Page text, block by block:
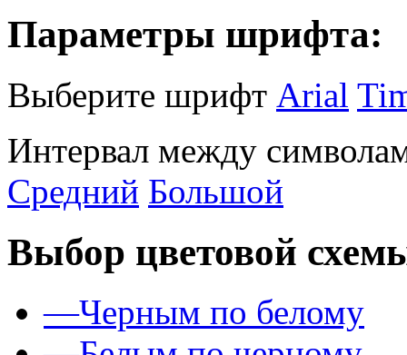
Параметры шрифта:
Выберите шрифт Arial
Интервал между
Средний Большой
Выбор цветовой
—Черным по белому